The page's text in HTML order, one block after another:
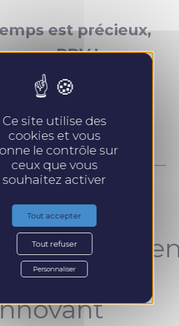
est précieux,
RDV !
concept
unique et
Ce site utilise des
cookies et vous
le contrôle sur
ceux que vous
souhaitez activer
Tout accepter
Tout refuser
Personnaliser